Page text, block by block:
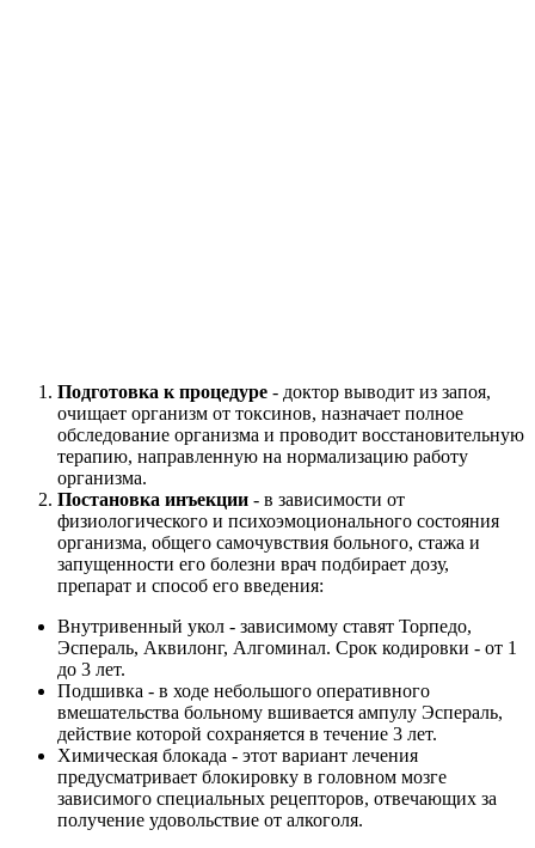
Подготовка к процедуре - доктор выводит из запоя,
очищает организм от токсинов, назначает полное
обследование организма и проводит восстановительную
терапию, направленную на нормализацию работу
организма.
Постановка инъекции - в зависимости от
физиологического и психоэмоционального состояния
организма, общего самочувствия больного, стажа и
запущенности его болезни врач подбирает дозу,
препарат и способ его введения:
Внутривенный укол - зависимому ставят Торпедо,
Эспераль, Аквилонг, Алгоминал. Срок кодировки - от 1
до 3 лет.
Подшивка - в ходе небольшого оперативного
вмешательства больному вшивается ампулу Эспераль,
действие которой сохраняется в течение 3 лет.
Химическая блокада - этот вариант лечения
предусматривает блокировку в головном мозге
зависимого специальных рецепторов, отвечающих за
получение удовольствие от алкоголя.